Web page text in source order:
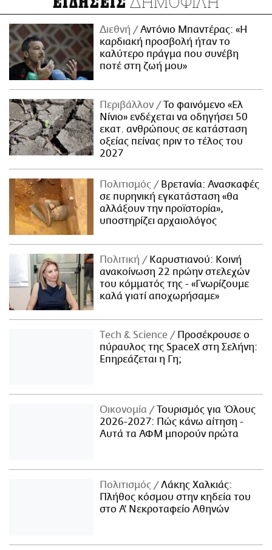
Διεθνή
Αντόνιο Μπαντέρας: «Η
καρδιακή προσβολή ήταν το
καλύτερο πράγμα που συνέβη
ποτέ στη ζωή μου»
Περιβάλλον
Το φαινόμενο «Ελ
Νίνιο» ενδέχεται να οδηγήσει 50
εκατ. ανθρώπους σε κατάσταση
οξείας πείνας πριν το τέλος του
2027
Πολιτισμός
Βρετανία: Ανασκαφές
σε πυρηνική εγκατάσταση «θα
αλλάξουν την προϊστορία»,
υποστηρίζει αρχαιολόγος
Πολιτική
Καρυστιανού: Κοινή
ανακοίνωση 22 πρώην στελεχών
του κόμματός της - «Γνωρίζουμε
καλά γιατί αποχωρήσαμε»
Τech & Science
Προσέκρουσε ο
πύραυλος της SpaceX στη Σελήνη:
Επηρεάζεται η Γη;
Οικονομία
Τουρισμός για Όλους
2026-2027: Πώς κάνω αίτηση -
Αυτά τα ΑΦΜ μπορούν πρώτα
Πολιτισμός
Λάκης Χαλκιάς:
Πλήθος κόσμου στην κηδεία του
στο Α' Νεκροταφείο Αθηνών